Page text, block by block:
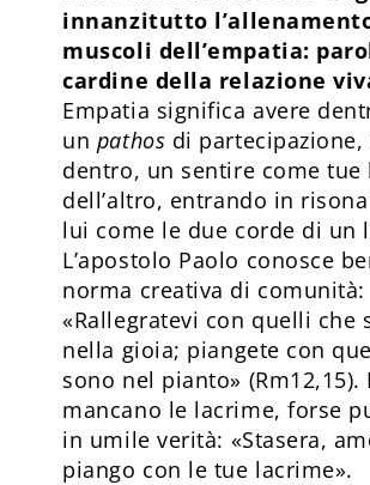
innanzitutto
muscoli dell’empatia:
cardine della relazione
Empatia significa avere
un pathos di
dentro, un sentire come tue
dell’altro, entrando in
lui come le due corde di un
L’apostolo Paolo conosce
norma creativa di comunità:
«Rallegratevi con quelli che
nella gioia; piangete con
sono nel pianto» (Rm12,15).
mancano le lacrime, forse
in umile verità: «Stasera,
piango con le tue lacrime».